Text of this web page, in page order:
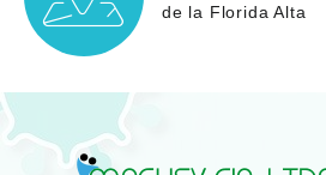
de la Florida Alta